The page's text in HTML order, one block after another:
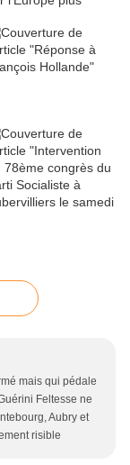
mais qui pédale
Feltesse ne
Aubry et
risible